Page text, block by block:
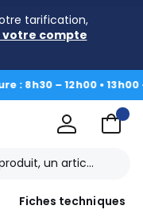
tarification,
votre compte
– 12h00 • 13h00 -
Fiches techniques